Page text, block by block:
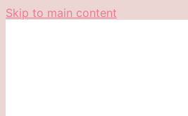
Skip to main content